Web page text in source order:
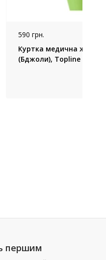
590 грн.
Куртка медична жіноча
(Бджоли), Topline
першим